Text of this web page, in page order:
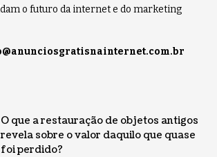
o futuro da internet e do marketing
O que a restauração de objetos antigos
revela sobre o valor daquilo que quase
foi perdido?